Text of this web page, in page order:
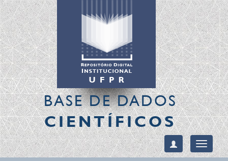
BASE DE DADOS
CIENTÍFICOS
Toggle